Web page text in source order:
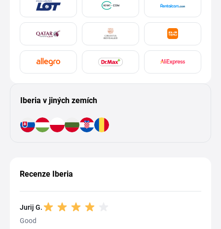
Iberia v jiných zemích
Recenze Iberia
Jurij G.
Good